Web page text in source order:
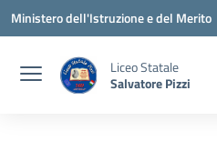
Vai ai contenuti
Vai al menu di navigazione
Vai al footer
Ministero dell'Istruzione e del Merito
Liceo Statale
Salvatore Pizzi